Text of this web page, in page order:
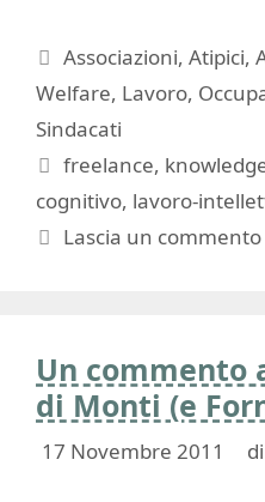
Categorie
Associazioni,Atipici,
Welfare, Lavoro,
Sindacati
Tag
freelance,
cognitivo, lavoro-
Lascia un commento
Un commento
di Monti (e
17 Novembre 2011 di